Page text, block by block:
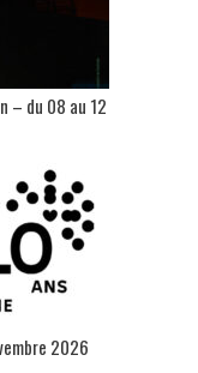
– du 08 au 12
2026